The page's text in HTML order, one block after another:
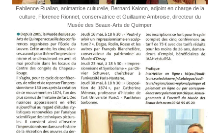
Fabilenne Ruallan, animatrice culturelle, Bernard Kalonn, adjoint en charge de la
culture, Florence Rionnet, conservatrice et Guillaume Ambroise, directeur du
Musée des Beaux-Arts de Quimper.